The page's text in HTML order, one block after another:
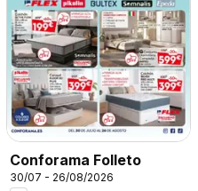
Conforama Folleto
30/07 - 26/08/2026